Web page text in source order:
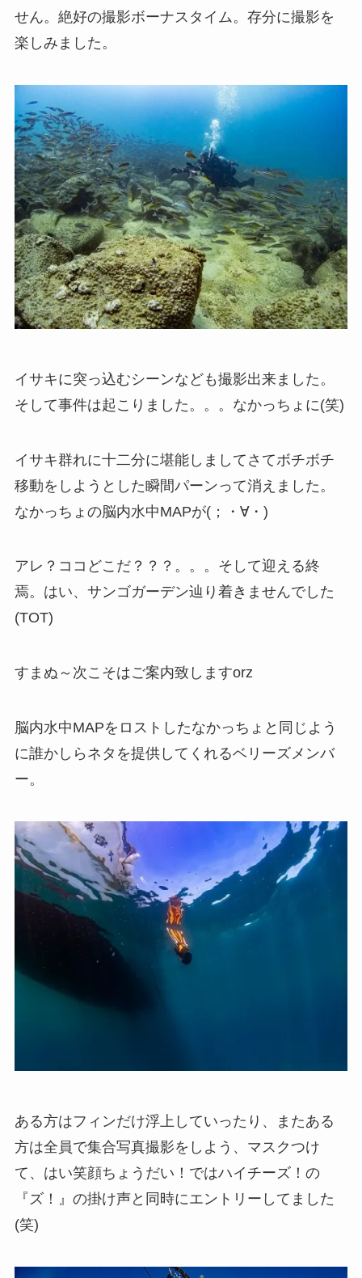
せん。絶好の撮影ボーナスタイム。存分に撮影を
楽しみました。
イサキに突っ込むシーンなども撮影出来ました。
そして事件は起こりました。。。なかっちょに(笑)
イサキ群れに十二分に堪能しましてさてボチボチ
移動をしようとした瞬間パーンって消えました。
なかっちょの脳内水中MAPが(；・∀・)
アレ？ココどこだ？？？。。。そして迎える終
焉。はい、サンゴガーデン辿り着きませんでした
(TOT)
すまぬ～次こそはご案内致しますorz
脳内水中MAPをロストしたなかっちょと同じよう
に誰かしらネタを提供してくれるベリーズメンバ
ー。
ある方はフィンだけ浮上していったり、またある
方は全員で集合写真撮影をしよう、マスクつけ
て、はい笑顔ちょうだい！ではハイチーズ！の
『ズ！』の掛け声と同時にエントリーしてました
(笑)